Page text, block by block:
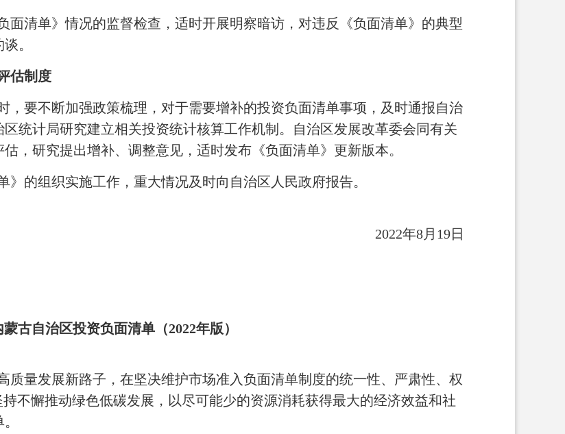
面清单》情况的监督检查，适时开展明察暗访，对违反《负面清单》的典型
。
估制度
，要不断加强政策梳理，对于需要增补的投资负面清单事项，及时通报自治
统计局研究建立相关投资统计核算工作机制。自治区发展改革委会同有关
，研究提出增补、调整意见，适时发布《负面清单》更新版本。
的组织实施工作，重大情况及时向自治区人民政府报告。
2022年8月19日
蒙古自治区投资负面清单（2022年版）
质量发展新路子，在坚决维护市场准入负面清单制度的统一性、严肃性、权
不懈推动绿色低碳发展，以尽可能少的资源消耗获得最大的经济效益和社